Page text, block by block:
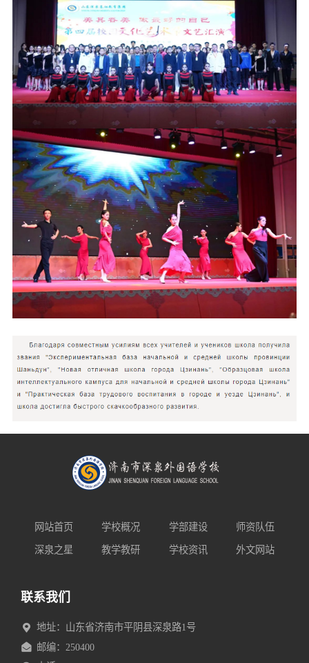
网站首页 学校概况 学部建设 师资队伍
深泉之星 教学教研 学校资讯 外文网站
联系我们
地址：山东省济南市平阴县深泉路1号
邮编：250400